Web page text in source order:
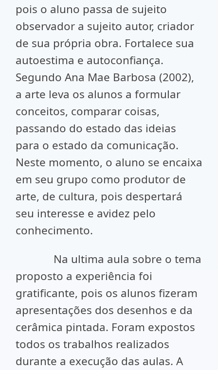
pois o aluno passa de sujeito
observador a sujeito autor, criador
de sua própria obra. Fortalece sua
autoestima e autoconfiança.
Segundo Ana Mae Barbosa (2002),
a arte leva os alunos a formular
conceitos, comparar coisas,
passando do estado das ideias
para o estado da comunicação.
Neste momento, o aluno se encaixa
em seu grupo como produtor de
arte, de cultura, pois despertará
seu interesse e avidez pelo
conhecimento.
Na ultima aula sobre o tema
proposto a experiência foi
gratificante, pois os alunos fizeram
apresentações dos desenhos e da
cerâmica pintada. Foram expostos
todos os trabalhos realizados
durante a execução das aulas. A